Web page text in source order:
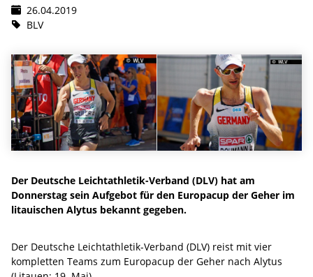
26.04.2019
BLV
Der Deutsche Leichtathletik-Verband (DLV) hat am
Donnerstag sein Aufgebot für den Europacup der Geher im
litauischen Alytus bekannt gegeben.
Der Deutsche Leichtathletik-Verband (DLV) reist mit vier
kompletten Teams zum Europacup der Geher nach Alytus